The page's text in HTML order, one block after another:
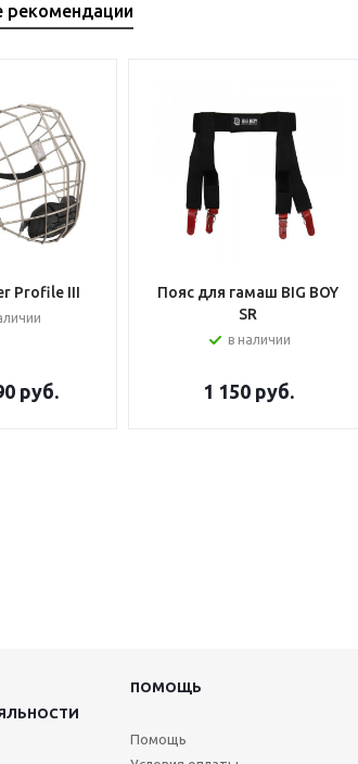
рекомендации
Profile III
руб.
Пояс для гамаш BIG BOY
SR
в наличии
1 150руб.
ПОМОЩЬ
Помощь